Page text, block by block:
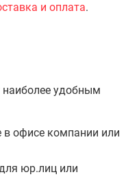
и оплата.
удобным
офисе компании или
юр.лиц или